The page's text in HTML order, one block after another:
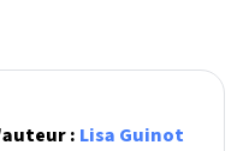
: Lisa Guinot